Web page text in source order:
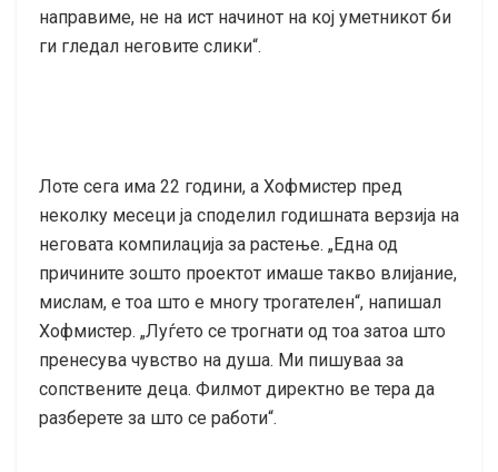
направиме, не на ист начинот на кој уметникот би
ги гледал неговите слики“.
Лоте сега има 22 години, а Хофмистер пред
неколку месеци ја споделил годишната верзија на
неговата компилација за растење. „Една од
причините зошто проектот имаше такво влијание,
мислам, е тоа што е многу трогателен“, напишал
Хофмистер. „Луѓето се трогнати од тоа затоа што
пренесува чувство на душа. Ми пишуваа за
сопствените деца. Филмот директно ве тера да
разберете за што се работи“.